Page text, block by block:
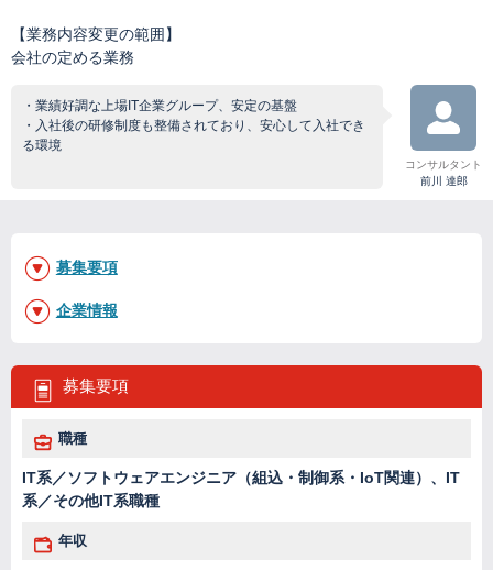
【業務内容変更の範囲】
会社の定める業務
・業績好調な上場IT企業グループ、安定の基盤
・入社後の研修制度も整備されており、安心して入社でき
る環境
コンサルタント
前川 達郎
募集要項
職種
IT系／ソフトウェアエンジニア（組込・制御系・IoT関連）、IT
系／その他IT系職種
年収
募集要項
企業情報